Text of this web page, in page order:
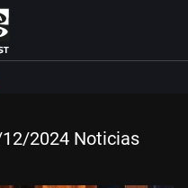
2024 Noticias